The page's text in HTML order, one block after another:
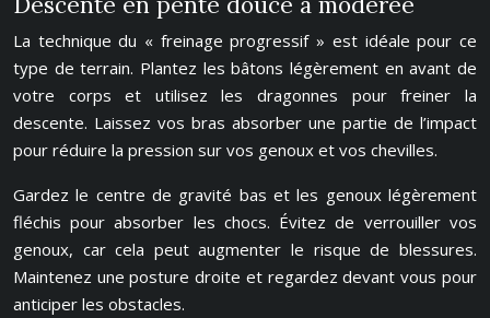
La technique du « freinage progressif » est idéale pour ce
type de terrain. Plantez les bâtons légèrement en avant de
votre corps et utilisez les dragonnes pour freiner la
descente. Laissez vos bras absorber une partie de l’impact
pour réduire la pression sur vos genoux et vos chevilles.
Gardez le centre de gravité bas et les genoux légèrement
fléchis pour absorber les chocs. Évitez de verrouiller vos
genoux, car cela peut augmenter le risque de blessures.
Maintenez une posture droite et regardez devant vous pour
anticiper les obstacles.